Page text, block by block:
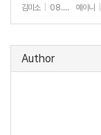
김미소 08.07 +98
예이니
Author